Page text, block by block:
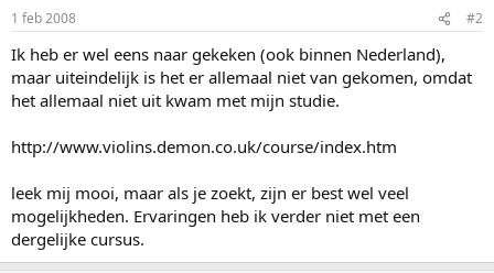
1 feb 2008 #2
Ik heb er wel eens naar gekeken (ook binnen Nederland),
maar uiteindelijk is het er allemaal niet van gekomen, omdat
het allemaal niet uit kwam met mijn studie.
http://www.violins.demon.co.uk/course/index.htm
leek mij mooi, maar als je zoekt, zijn er best wel veel
mogelijkheden. Ervaringen heb ik verder niet met een
dergelijke cursus.